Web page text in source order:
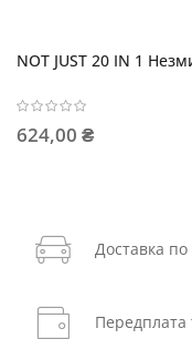
NOT JUST 20 IN 1
624,00 ₴
Доставка по
Передплата